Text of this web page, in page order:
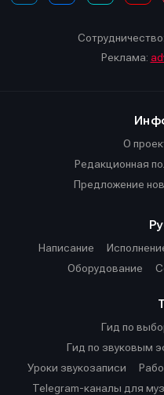
Сотрудничество:
Реклама:
О
Редакционная
Предложение
Написание
Оборудование
Гид по
Гид по звуковым
Уроки звукозаписи
Telegram-каналы для